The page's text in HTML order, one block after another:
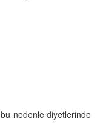
nedenle diyetlerinde